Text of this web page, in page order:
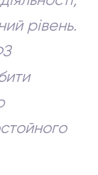
рівень.